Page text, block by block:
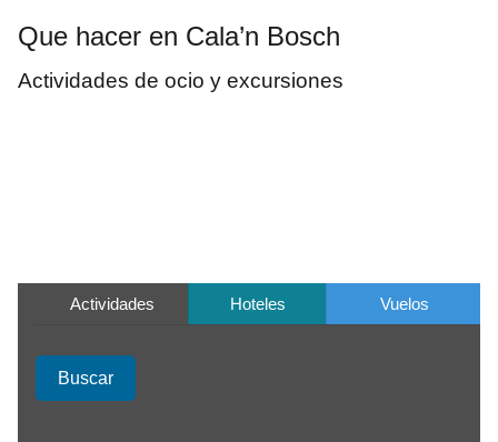
Que hacer en Cala’n Bosch
Actividades de ocio y excursiones
Actividades Hoteles Vuelos
Buscar